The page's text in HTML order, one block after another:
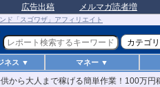
広告出稿 メルマガ読者増
ネス ▼ マネー ▼
から大人まで稼げる簡単作業！100万円